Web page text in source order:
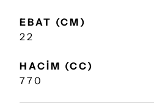
EBAT (CM)
22
HACİM (CC)
770